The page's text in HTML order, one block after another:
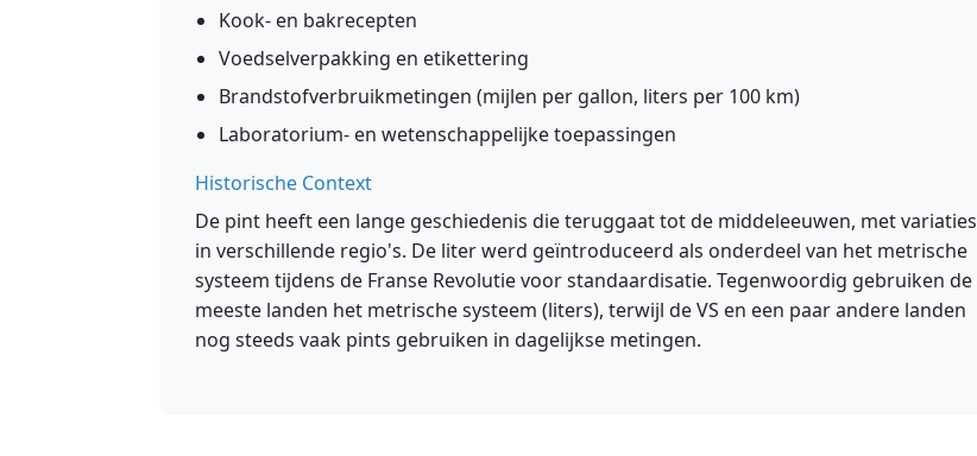
Kook- en bakrecepten
Voedselverpakking en etikettering
Brandstofverbruikmetingen (mijlen per gallon, liters per 100 km)
Laboratorium- en wetenschappelijke toepassingen
Historische Context
De pint heeft een lange geschiedenis die teruggaat tot de middeleeuwen, met variaties
in verschillende regio's. De liter werd geïntroduceerd als onderdeel van het metrische
systeem tijdens de Franse Revolutie voor standaardisatie. Tegenwoordig gebruiken de
meeste landen het metrische systeem (liters), terwijl de VS en een paar andere landen
nog steeds vaak pints gebruiken in dagelijkse metingen.